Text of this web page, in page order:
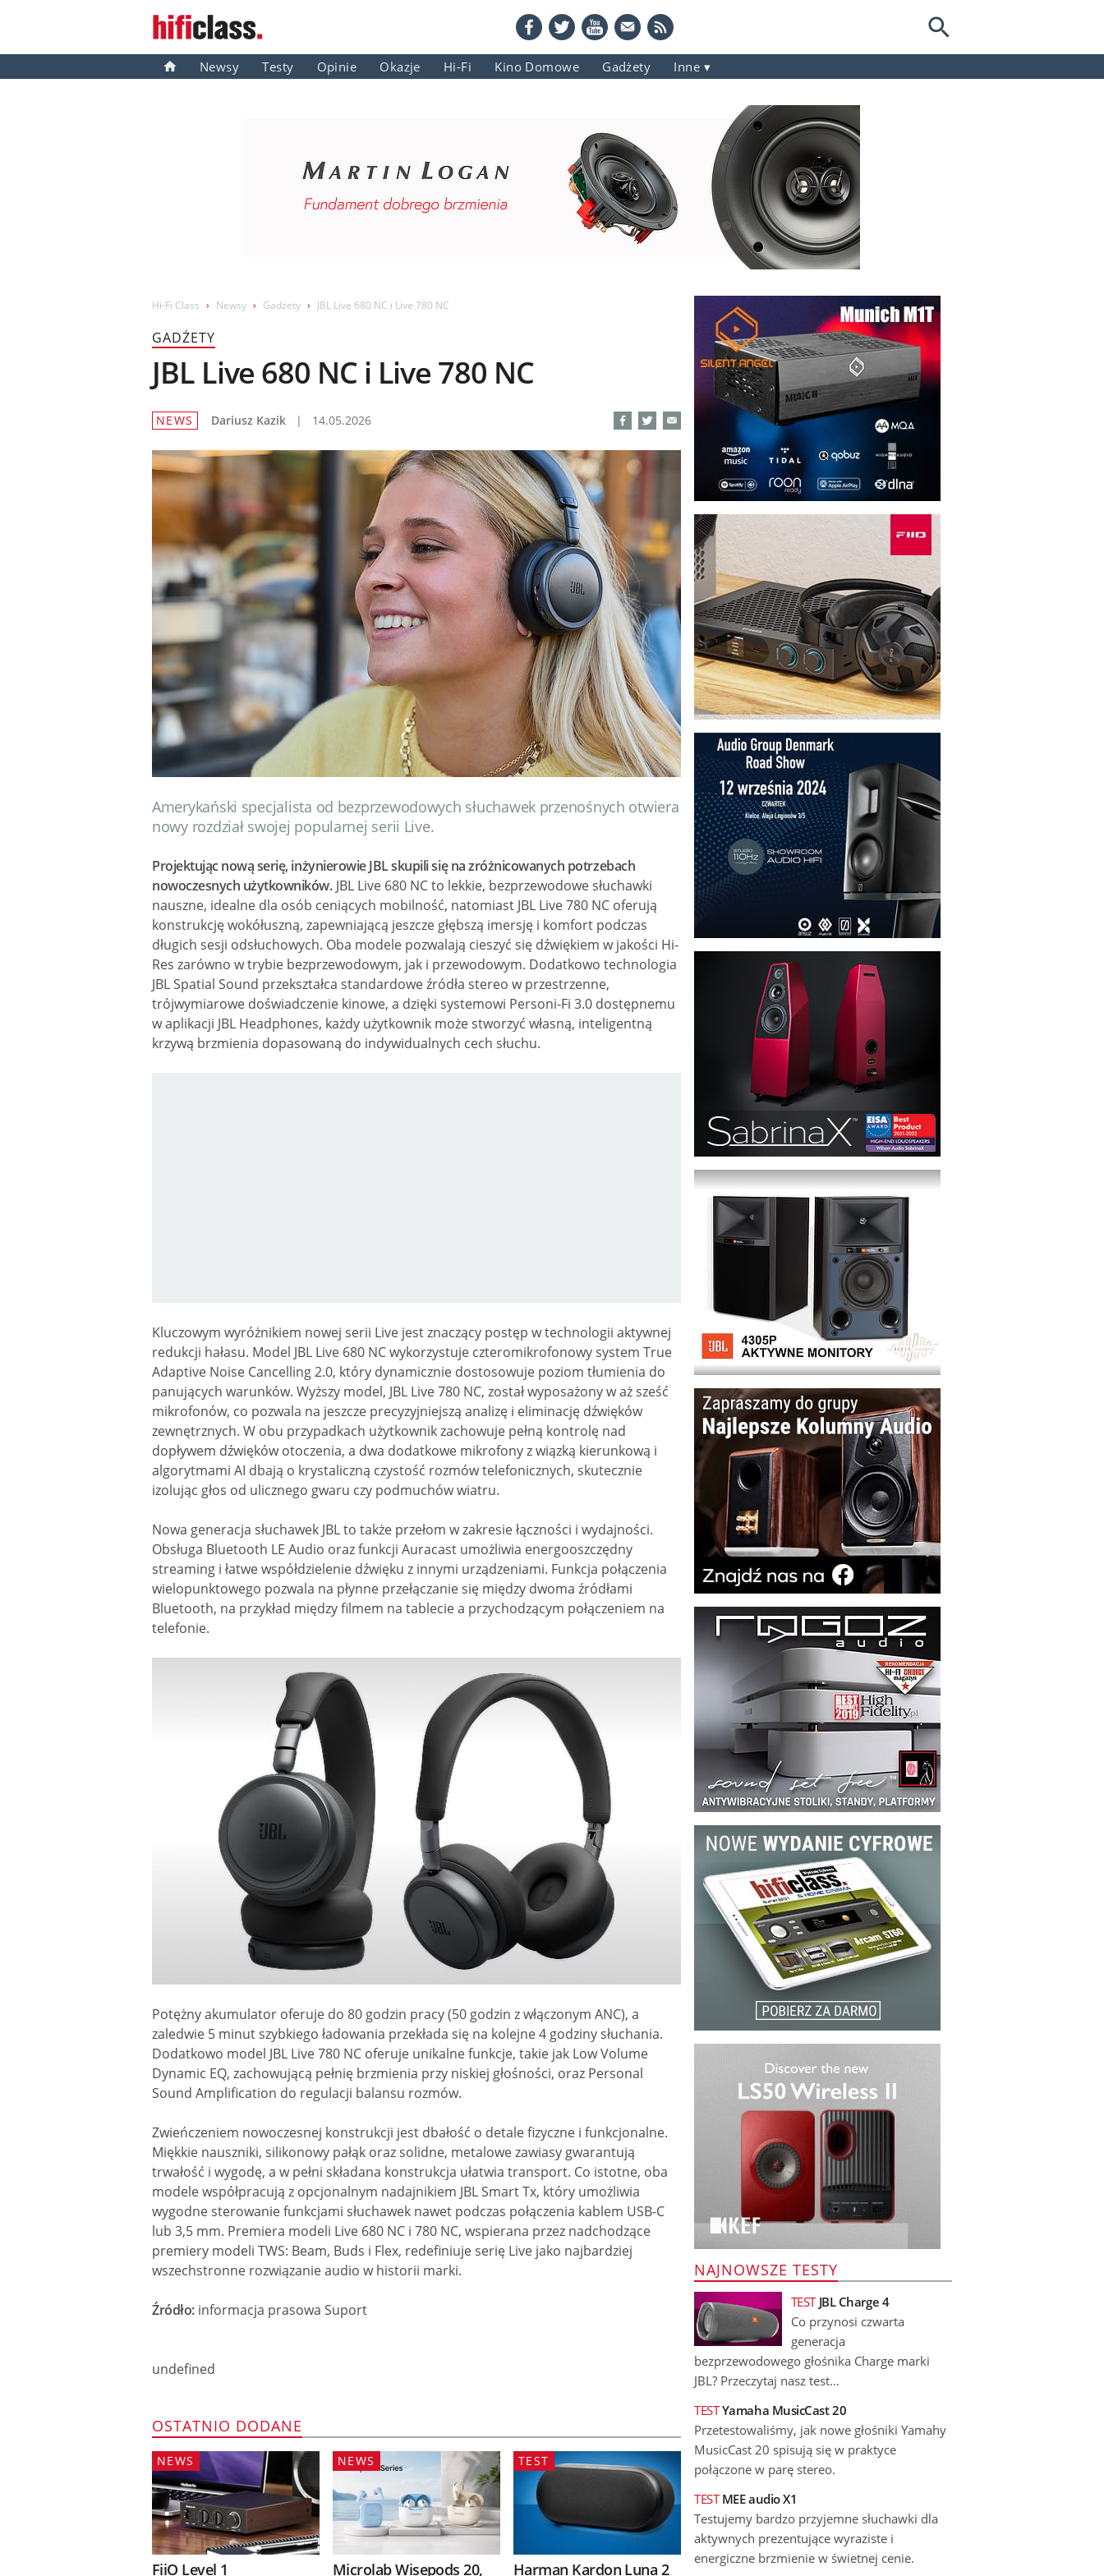
Newsy Testy Opinie Okazje Hi-Fi Kino Domowe Gadżety Inne
Hi-Fi Class Newsy Gadżety JBL Live 680 NC i Live 780 NC
GADŻETY
JBL Live 680 NC i Live 780 NC
NEWS Dariusz Kazik | 14.05.2026
Amerykański specjalista od bezprzewodowych słuchawek przenośnych otwiera
nowy rozdział swojej popularnej serii Live.
Projektując nową serię, inżynierowie JBL skupili się na zróżnicowanych potrzebach
nowoczesnych użytkowników.JBL Live 680 NC to lekkie, bezprzewodowe słuchawki
nauszne, idealne dla osób ceniących mobilność, natomiast JBL Live 780 NC oferują
konstrukcję wokółuszną, zapewniającą jeszcze głębszą imersję i komfort podczas
długich sesji odsłuchowych. Oba modele pozwalają cieszyć się dźwiękiem w jakości Hi-
Res zarówno w trybie bezprzewodowym, jak i przewodowym. Dodatkowo technologia
JBL Spatial Sound przekształca standardowe źródła stereo w przestrzenne,
trójwymiarowe doświadczenie kinowe, a dzięki systemowi Personi-Fi 3.0 dostępnemu
w aplikacji JBL Headphones, każdy użytkownik może stworzyć własną, inteligentną
krzywą brzmienia dopasowaną do indywidualnych cech słuchu.
Kluczowym wyróżnikiem nowej serii Live jest znaczący postęp w technologii aktywnej
redukcji hałasu. Model JBL Live 680 NC wykorzystuje czteromikrofonowy system True
Adaptive Noise Cancelling 2.0, który dynamicznie dostosowuje poziom tłumienia do
panujących warunków. Wyższy model, JBL Live 780 NC, został wyposażony w aż sześć
mikrofonów, co pozwala na jeszcze precyzyjniejszą analizę i eliminację dźwięków
zewnętrznych. W obu przypadkach użytkownik zachowuje pełną kontrolę nad
dopływem dźwięków otoczenia, a dwa dodatkowe mikrofony z wiązką kierunkową i
algorytmami AI dbają o krystaliczną czystość rozmów telefonicznych, skutecznie
izolując głos od ulicznego gwaru czy podmuchów wiatru.
Nowa generacja słuchawek JBL to także przełom w zakresie łączności i wydajności.
Obsługa Bluetooth LE Audio oraz funkcji Auracast umożliwia energooszczędny
streaming i łatwe współdzielenie dźwięku z innymi urządzeniami. Funkcja połączenia
wielopunktowego pozwala na płynne przełączanie się między dwoma źródłami
Bluetooth, na przykład między filmem na tablecie a przychodzącym połączeniem na
telefonie.
Potężny akumulator oferuje do 80 godzin pracy (50 godzin z włączonym ANC), a
zaledwie 5 minut szybkiego ładowania przekłada się na kolejne 4 godziny słuchania.
Dodatkowo model JBL Live 780 NC oferuje unikalne funkcje, takie jak Low Volume
Dynamic EQ, zachowującą pełnię brzmienia przy niskiej głośności, oraz Personal
Sound Amplification do regulacji balansu rozmów.
Zwieńczeniem nowoczesnej konstrukcji jest dbałość o detale fizyczne i funkcjonalne.
Miękkie nauszniki, silikonowy pałąk oraz solidne, metalowe zawiasy gwarantują
trwałość i wygodę, a w pełni składana konstrukcja ułatwia transport. Co istotne, oba
modele współpracują z opcjonalnym nadajnikiem JBL Smart Tx, który umożliwia
wygodne sterowanie funkcjami słuchawek nawet podczas połączenia kablem USB-C
lub 3,5 mm. Premiera modeli Live 680 NC i 780 NC, wspierana przez nadchodzące
premiery modeli TWS: Beam, Buds i Flex, redefiniuje serię Live jako najbardziej
wszechstronne rozwiązanie audio w historii marki.
Źródło:informacja prasowa Suport
undefined
OSTATNIO DODANE
FiiO Level 1
NEWS
Microlab Wisepods 20,
NEWS
Harman Kardon Luna 2
TEST
NAJNOWSZE TESTY
TESTJBL Charge 4
Co przynosi czwarta
generacja
bezprzewodowego głośnika Charge marki
JBL? Przeczytaj nasz test...
TESTYamaha MusicCast 20
Przetestowaliśmy, jak nowe głośniki Yamahy
MusicCast 20 spisują się w praktyce
połączone w parę stereo.
TESTMEE audio X1
Testujemy bardzo przyjemne słuchawki dla
aktywnych prezentujące wyraziste i
energiczne brzmienie w świetnej cenie.